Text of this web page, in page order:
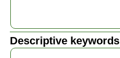
Descriptive keywords